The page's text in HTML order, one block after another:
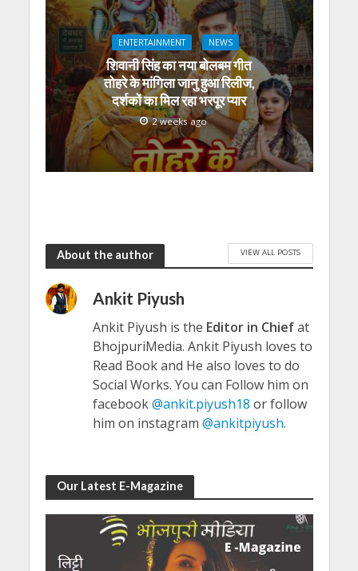
ENTERTAINMENT NEWS
शिवानी सिंह का नया बोलबम गीत
तोहरे के मांगिला जानु हुआ रिलीज,
दर्शकों का मिल रहा भरपूर प्यार
2 weeks ago
About the author VIEW ALL POSTS
Ankit Piyush
Ankit Piyush is the Editor in Chiefat
BhojpuriMedia. Ankit Piyush loves to
Read Book and He also loves to do
Social Works. You can Follow him on
facebook@ankit.piyush18 or follow
him on instagram @ankitpiyush.
Our Latest E-Magazine